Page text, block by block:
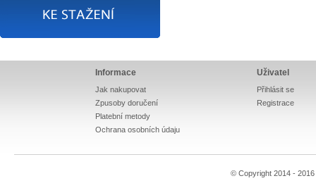
Informace
Jak nakupovat
Zpusoby doručení
Platební metody
Ochrana osobních údaju
Uživatel
Přihlásit se
Registrace
© Copyright 2014 - 2016